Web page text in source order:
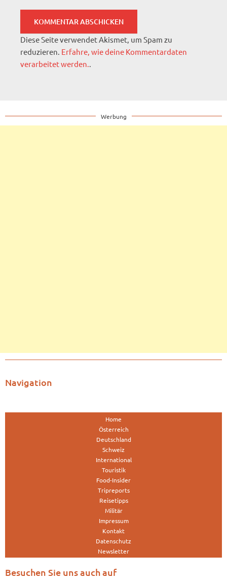
Diese Seite verwendet Akismet, um Spam zu
reduzieren. Erfahre, wie deine Kommentardaten
verarbeitet werden..
Werbung
Navigation
Home
Österreich
Deutschland
Schweiz
International
Touristik
Food-Insider
Tripreports
Reisetipps
Militär
Impressum
Kontakt
Datenschutz
Newsletter
Besuchen Sie uns auch auf